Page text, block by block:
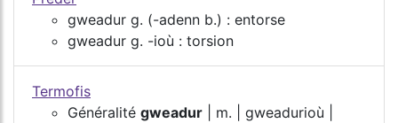
gweadur g. (-adenn b.) : entorse
gweadur g. -ioù : torsion
Termofis
Généralité gweadur | m. | gweadurioù |